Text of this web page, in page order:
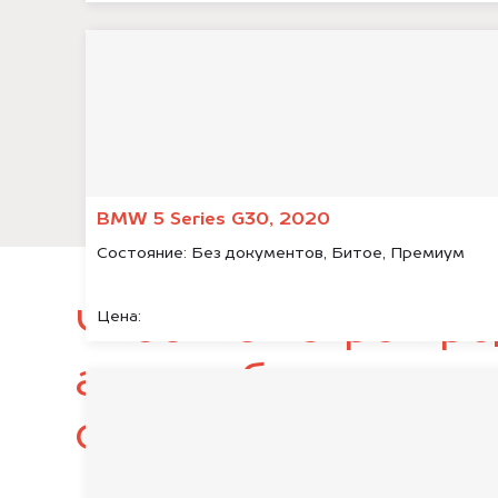
BMW 5 Series G30, 2020
Состояние: Без документов, Битое, Премиум
Цена:
Чтобы быстро
автомобиль,
следующие